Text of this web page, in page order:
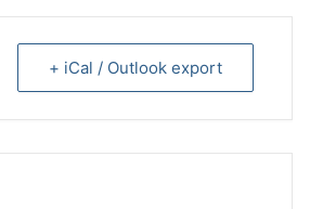
+ iCal / Outlook export